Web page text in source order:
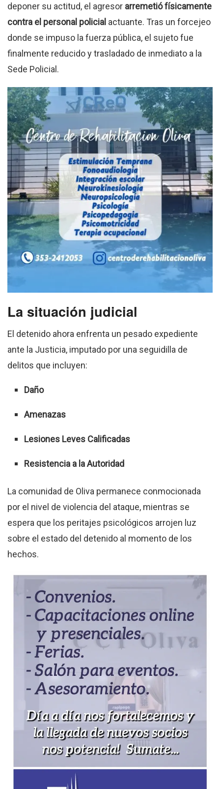
deponer su actitud, el agresor arremetió físicamente
contra el personal policial actuante. Tras un forcejeo
donde se impuso la fuerza pública, el sujeto fue
finalmente reducido y trasladado de inmediato a la
Sede Policial.
La situación judicial
El detenido ahora enfrenta un pesado expediente
ante la Justicia, imputado por una seguidilla de
delitos que incluyen:
Daño
Amenazas
Lesiones Leves Calificadas
Resistencia a la Autoridad
La comunidad de Oliva permanece conmocionada
por el nivel de violencia del ataque, mientras se
espera que los peritajes psicológicos arrojen luz
sobre el estado del detenido al momento de los
hechos.